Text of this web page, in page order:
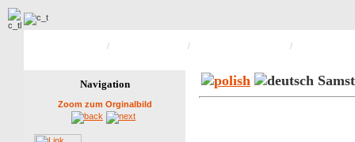
/ / /
Navigation
Zoom zum Orginalbild